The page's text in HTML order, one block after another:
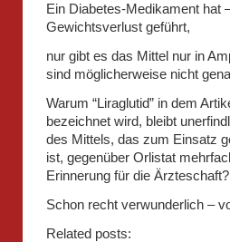
Ein Diabetes-Medikament hat
Gewichtsverlust geführt,
nur gibt es das Mittel nur in
sind möglicherweise nicht
Warum “Liraglutid” in dem
bezeichnet wird, bleibt
des Mittels, das zum Einsatz
ist, gegenüber Orlistat
Erinnerung für die Ärzteschaft?
Schon recht verwunderlich –
Related posts: